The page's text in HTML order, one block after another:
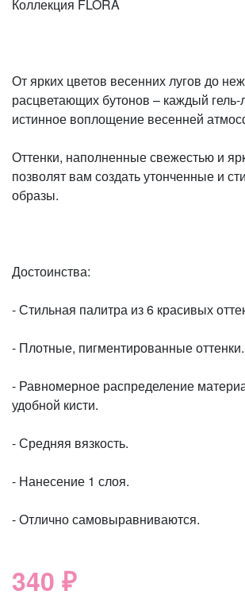
Коллекция FLORA
От ярких цветов весенних лугов до
расцветающих бутонов – каждый
истинное воплощение весенней
Оттенки, наполненные свежестью и
позволят вам создать утонченные и
образы.
Достоинства:
- Стильная палитра из 6 красивых
- Плотные, пигментированные оттенки.
- Равномерное распределение
удобной кисти.
- Средняя вязкость.
- Нанесение 1 слоя.
- Отлично самовыравниваются.
340 ₽